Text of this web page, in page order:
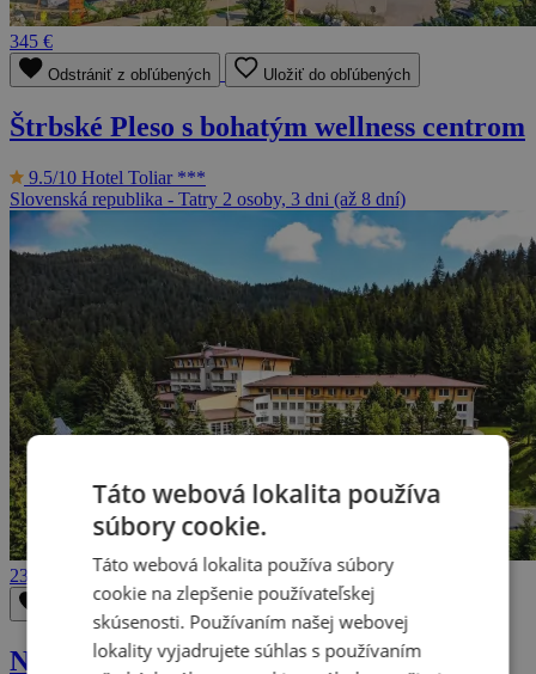
345 €
Odstrániť z obľúbených Uložiť do obľúbených
Štrbské Pleso s bohatým wellness centrom
9.5/10 Hotel Toliar ***
Slovenská republika - Tatry 2 osoby, 3 dni (až 8 dní)
236 €
Odstrániť z obľúbených Uložiť do obľúbených
Nízke Tatry: Pobyt s bazénom
Táto webová lokalita používa
súbory cookie.
Táto webová lokalita používa súbory
cookie na zlepšenie používateľskej
skúsenosti. Používaním našej webovej
lokality vyjadrujete súhlas s používaním